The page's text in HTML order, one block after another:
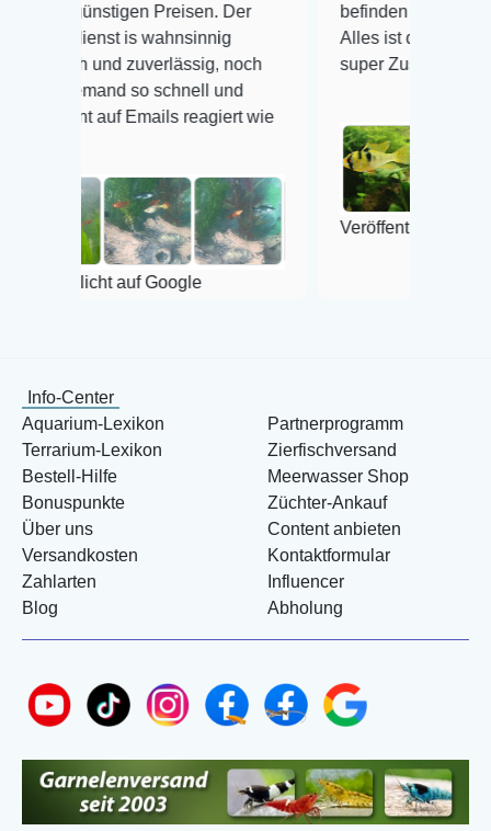
Preisen. Der
wahnsinnig
noch
schnell und
reagiert wie
befinden der Fische einwandfrei.
Alles ist quick lebendig und im
super Zustand. Gerne wieder 😃
Veröffentlicht auf Google
Info-Center
Aquarium-Lexikon
Terrarium-Lexikon
Bestell-Hilfe
Bonuspunkte
Über uns
Versandkosten
Zahlarten
Blog
Partnerprogramm
Zierfischversand
Meerwasser Shop
Züchter-Ankauf
Content anbieten
Kontaktformular
Influencer
Abholung